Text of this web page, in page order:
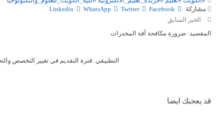
مشاركة Facebook
Twitter
WhatsApp
Linkedin
الخبر السابق
المقصيد: ضرورة مكافحة آفة المخدرات
التطبيقي :‏فترة التقديم في تغيير التخصص والتحويل
قد يعجبك ايضا